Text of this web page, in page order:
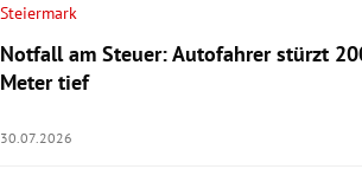
Steiermark
Notfall am Steuer: Autofahrer stürzt
Meter tief
30.07.2026